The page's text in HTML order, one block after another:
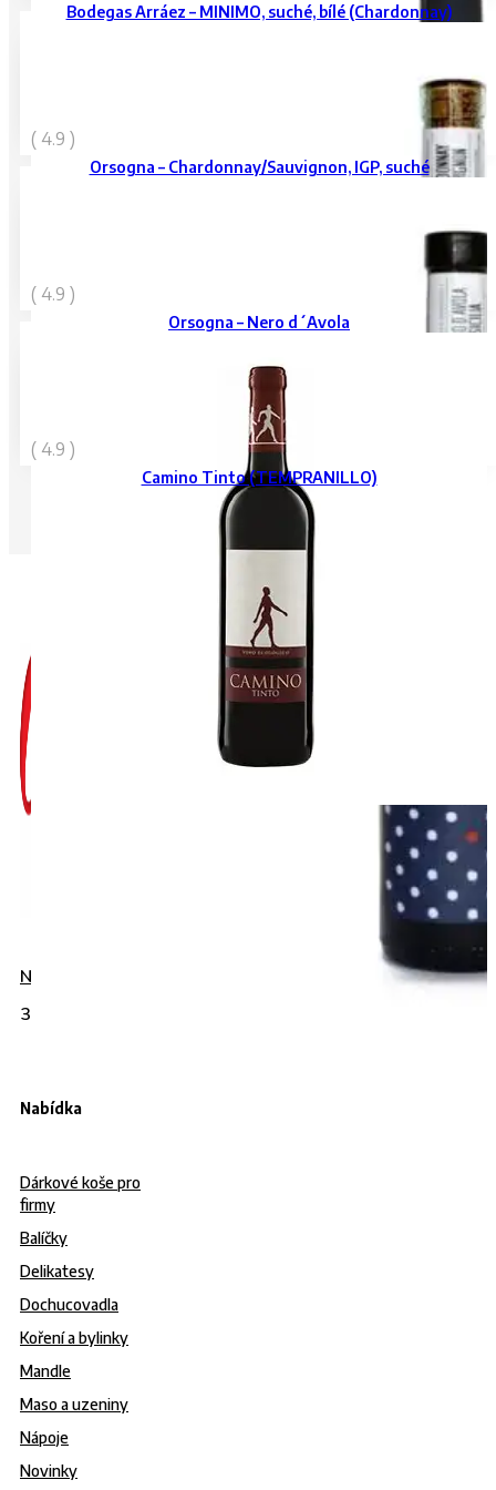
Bodegas Arráez – MINIMO, suché, bílé (Chardonnay)
( 4.9 )
Orsogna – Chardonnay/Sauvignon, IGP, suché
319 Kč
( 4.9 )
Orsogna – Nero d´Avola
319 Kč
( 4.9 )
Camino Tinto (TEMPRANILLO)
189 Kč
Napište nám do chatu
383
Nabídka
Dárkové koše pro
firmy
Balíčky
Delikatesy
Dochucovadla
Koření a bylinky
Mandle
Maso a uzeniny
Nápoje
Novinky